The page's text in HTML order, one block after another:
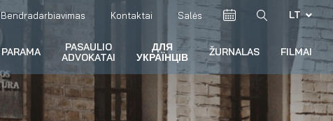
Bendradarbiavimas Kontaktai Salės LT
PARAMA
PASAULIO
ADVOKATAI
ДЛЯ
УКРАЇНЦІВ
ŽURNALAS FILMAI